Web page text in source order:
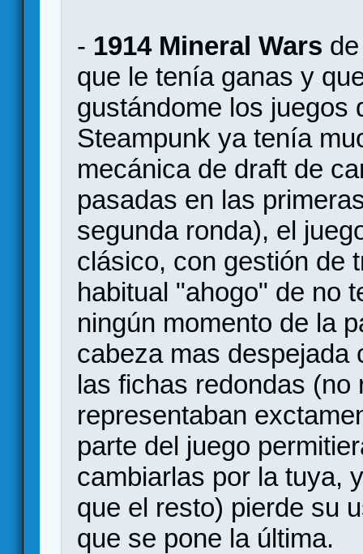
- 1914 Mineral Wars
que le tenía ganas y
gustándome los juegos
Steampunk ya tenía
mecánica de draft de
pasadas en las
segunda ronda), el
clásico, con gestión de
habitual "ahogo" de no
ningún momento de la
cabeza mas despejada
las fichas redondas (no
representaban
parte del juego
cambiarlas por la tuya,
que el resto) pierde su
que se pone la última.